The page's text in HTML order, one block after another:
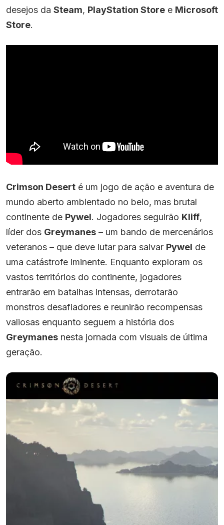
desejos da Steam, PlayStation Store e Microsoft
Store.
Crimson Desert é um jogo de ação e aventura de
mundo aberto ambientado no belo, mas brutal
continente de Pywel. Jogadores seguirão Kliff,
líder dos Greymanes – um bando de mercenários
veteranos – que deve lutar para salvar Pywel de
uma catástrofe iminente. Enquanto exploram os
vastos territórios do continente, jogadores
entrarão em batalhas intensas, derrotarão
monstros desafiadores e reunirão recompensas
valiosas enquanto seguem a história dos
Greymanes nesta jornada com visuais de última
geração.